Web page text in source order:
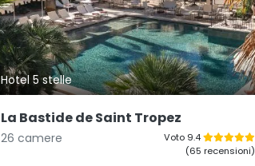
Hotel 5 stelle
La Bastide de Saint Tropez
26 camere
Voto 9.4
(65 recensioni)